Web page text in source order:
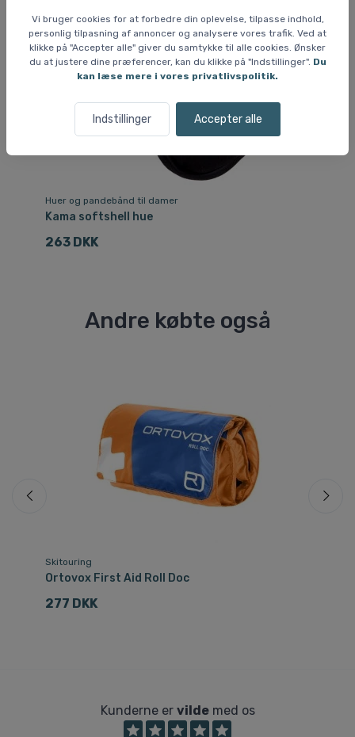
Vi bruger cookies for at forbedre din oplevelse, tilpasse indhold,
personlig tilpasning af annoncer og analysere vores trafik. Ved at
klikke på "Accepter alle" giver du samtykke til alle cookies. Ønsker
du at justere dine præferencer, kan du klikke på "Indstillinger". Du
kan læse mere i vores privatlivspolitik.
Indstillinger Accepter alle
Huer og pandebånd til damer
Kama softshell hue
263 DKK
Andre købte også
Skitouring
Ortovox First Aid Roll Doc
277 DKK
Kunderne er vildemed os